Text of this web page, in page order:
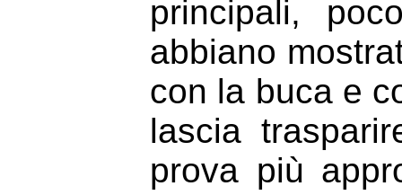
principali,
abbiano
con la buca e
lascia
prova più